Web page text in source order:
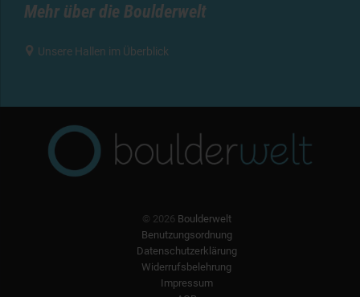
Mehr über die Boulderwelt
 Unsere Hallen im Überblick
© 2026 Boulderwelt
Benutzungsordnung
Datenschutzerklärung
Widerrufsbelehrung
Impressum